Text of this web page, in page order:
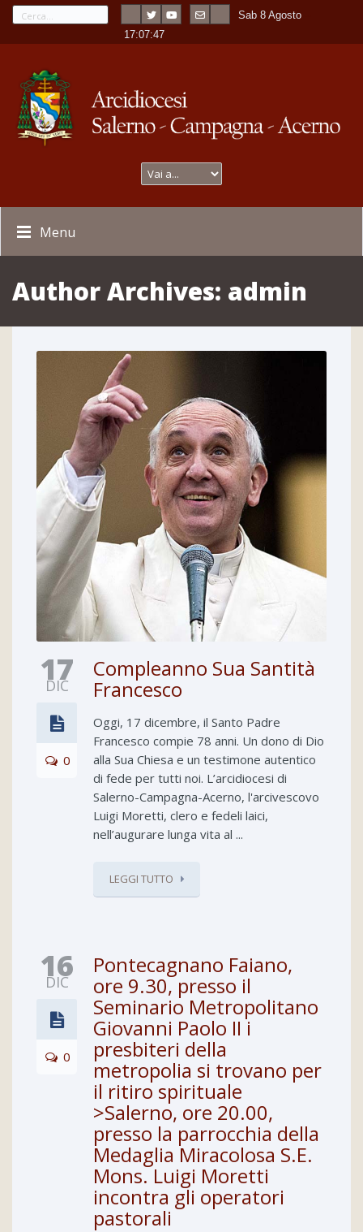
Sab 8 Agosto
17:07:47
Menu
Author Archives: admin
17
DIC
0
Compleanno Sua Santità
Francesco
Oggi, 17 dicembre, il Santo Padre
Francesco compie 78 anni. Un dono di Dio
alla Sua Chiesa e un testimone autentico
di fede per tutti noi. L’arcidiocesi di
Salerno-Campagna-Acerno, l'arcivescovo
Luigi Moretti, clero e fedeli laici,
nell’augurare lunga vita al ...
LEGGI TUTTO
16
DIC
0
Pontecagnano Faiano,
ore 9.30, presso il
Seminario Metropolitano
Giovanni Paolo II i
presbiteri della
metropolia si trovano per
il ritiro spirituale
>Salerno, ore 20.00,
presso la parrocchia della
Medaglia Miracolosa S.E.
Mons. Luigi Moretti
incontra gli operatori
pastorali